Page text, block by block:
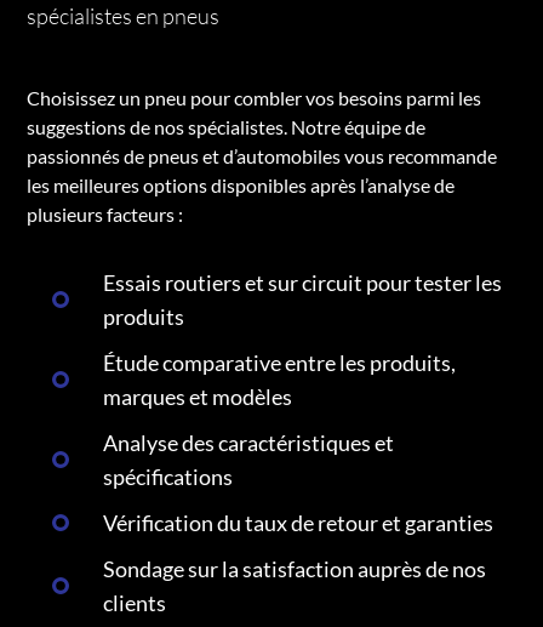
spécialistes en pneus
Choisissez un pneu pour combler vos besoins parmi les
suggestions de nos spécialistes. Notre équipe de
passionnés de pneus et d’automobiles vous recommande
les meilleures options disponibles après l’analyse de
plusieurs facteurs :
Essais routiers et sur circuit pour tester les
produits
Étude comparative entre les produits,
marques et modèles
Analyse des caractéristiques et
spécifications
Vérification du taux de retour et garanties
Sondage sur la satisfaction auprès de nos
clients